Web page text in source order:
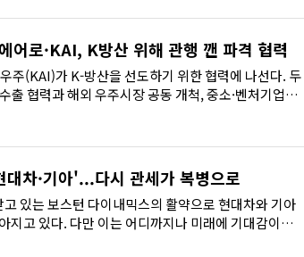
어로·KAI, K방산 위해 관행 깬 파격 협력
주(KAI)가 K-방산을 선도하기 위한 협력에 나선다. 두
출 협력과 해외 우주시장 공동 개척, 중소·벤처기업
차·기아'...다시 관세가 복병으로
있는 보스턴 다이내믹스의 활약으로 현대차와 기아
지고 있다. 다만 이는 어디까지나 미래에 기대감이지